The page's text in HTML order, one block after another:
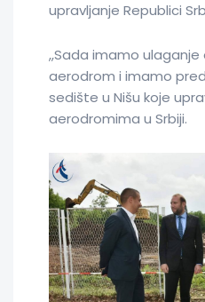
upravljanje Republici
,,Sada imamo
aerodrom i imamo
sedište u Nišu koje
aerodromima u Srbiji.